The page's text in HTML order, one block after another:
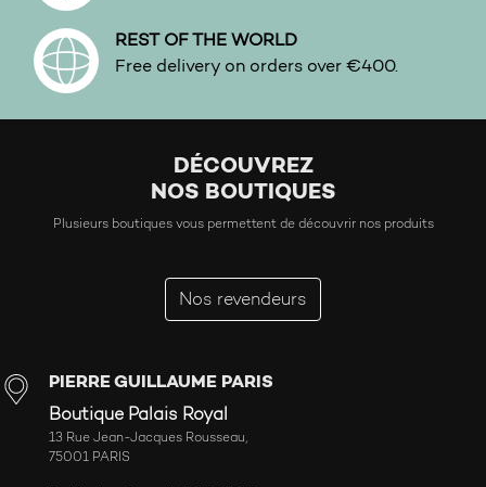
REST OF THE WORLD
Free delivery on orders over €400.
DÉCOUVREZ
NOS BOUTIQUES
Plusieurs boutiques vous permettent de découvrir nos produits
Nos revendeurs
PIERRE GUILLAUME PARIS
Boutique Palais Royal
13 Rue Jean-Jacques Rousseau,
75001 PARIS